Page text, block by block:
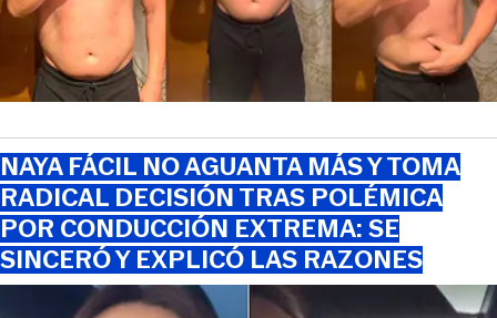
NAYA FÁCIL NO AGUANTA MÁS Y TOMA
RADICAL DECISIÓN TRAS POLÉMICA
POR CONDUCCIÓN EXTREMA: SE
SINCERÓ Y EXPLICÓ LAS RAZONES